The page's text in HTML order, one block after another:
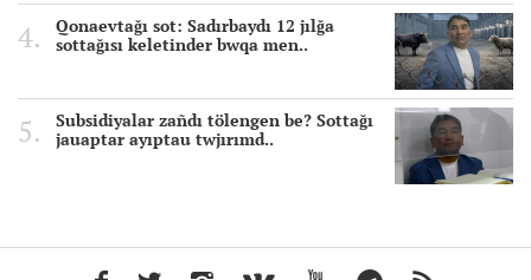
Qonaevtağı sot: Sadırbaydı 12 jılğa
sottağısı keletinder bwqa men..
Subsidiyalar zañdı tölengen be? Sottağı
jauaptar ayıptau twjırımd..